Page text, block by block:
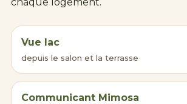
Vue lac
depuis le salon et la terrasse
Communicant Mimosa